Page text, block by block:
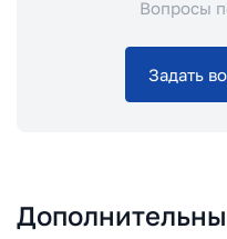
Вопросы
Задать